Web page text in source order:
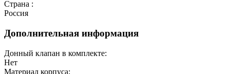
Страна :
Россия
Дополнительная информация
Донный клапан в комплекте:
Нет
Материал корпуса: